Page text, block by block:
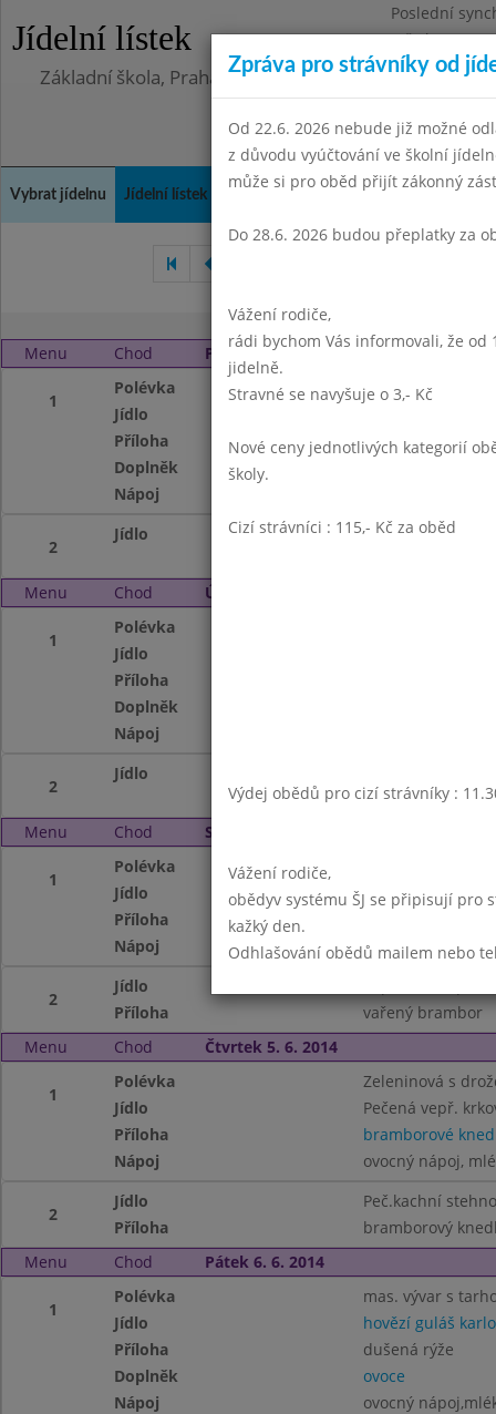
Jídelní lístek
Poslední
Středa
Základní škola, Praha 4, Na Líše 16
Vybrat jídelnu Jídelní lístek Kontakty a informace
Menu Chod Pondělí 2. 6. 2014
1
Polévka
Hrachová
Jídlo
Příloha
pečivo
Doplněk
Nápoj
2
Jídlo krupicová kaše s
Menu Chod Úterý 3. 6. 2014
1
Polévka
Jídlo
Příloha
Doplněk
Nápoj
2
Jídlo
Menu Chod Středa 4. 6. 2014
1
Polévka
Jídlo
Hovězí na zázvoru
Příloha
Nápoj
ovocný nápoj,
2
Jídlo
Příloha
vařený brambor
Menu
Chod Čtvrtek 5. 6. 2014
1
Polévka
Zeleninová s
Jídlo
Pečená vepř.
Příloha
bramborové
Nápoj
ovocný nápoj,
2
Jídlo
Peč.kachní
Příloha
bramborový
Menu
Chod Pátek 6. 6. 2014
1
Polévka
mas. vývar s
Jídlo
hovězí guláš
Příloha
dušená rýže
Doplněk
ovoce
Nápoj
ovocný
Zpráva pro strávníky od
Od 22.6. 2026 nebude již možné
z důvodu vyúčtování ve školní
může si pro oběd přijít zákonný
Do 28.6. 2026 budou přeplatky za
Vážení rodiče,
rádi bychom Vás informovali, že od
jidelně.
Stravné se navyšuje o 3,- Kč
Nové ceny jednotlivých kategorií
školy.
Cizí strávníci : 115,- Kč za oběd
Výdej obědů pro cizí strávníky :
Vážení rodiče,
obědyv systému ŠJ se připisují pro
kažký den.
Odhlašování obědů mailem nebo